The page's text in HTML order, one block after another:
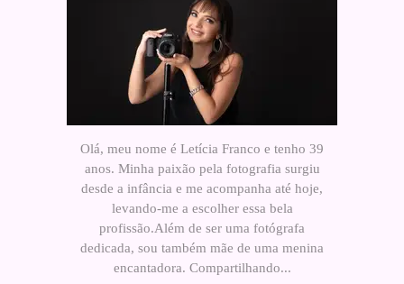
Olá, meu nome é Letícia Franco e tenho 39
anos. Minha paixão pela fotografia surgiu
desde a infância e me acompanha até hoje,
levando-me a escolher essa bela
profissão.Além de ser uma fotógrafa
dedicada, sou também mãe de uma menina
encantadora. Compartilhando...